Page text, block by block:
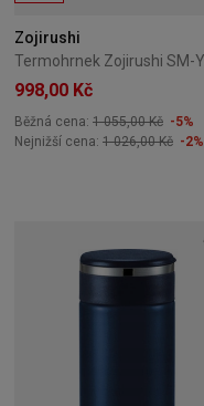
Zojirushi
998,00 Kč
Běžná cena: 1 055,00 Kč -5%
Nejnižší cena: 1 026,00 Kč -2%